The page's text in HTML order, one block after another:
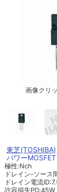
画像クリ
東芝(TOSHIBA)
パワー
極性:Nch
ドレイン-ソース
ドレイン電流
許容損失PD:45W